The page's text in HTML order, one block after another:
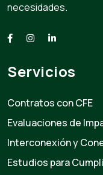
necesidades.
Servicios
Contratos con CFE
Evaluaciones de
Interconexión y
Estudios para